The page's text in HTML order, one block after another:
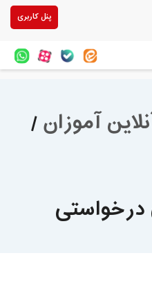
پنل کاربری
آموزان
آموزان/